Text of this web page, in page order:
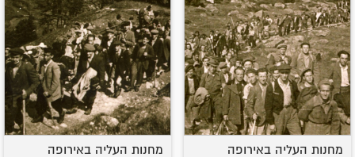
מחנות העליה באירופה מחנות העליה באירופה